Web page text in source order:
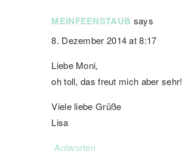
MEINFEENSTAUB says
8. Dezember 2014 at 8:17
Liebe Moni,
oh toll, das freut mich aber sehr!
Viele liebe Grüße
Lisa
Antworten